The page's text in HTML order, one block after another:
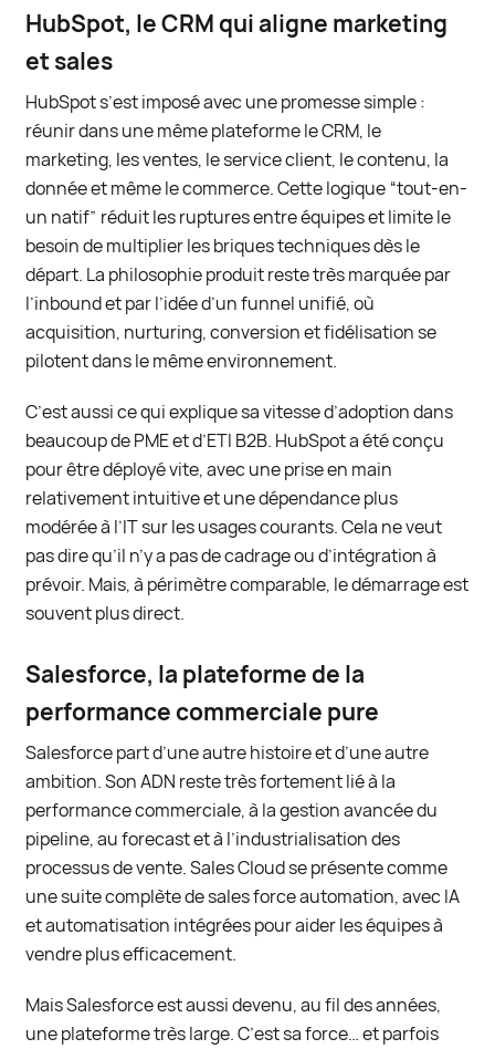
HubSpot, le CRM qui aligne marketing
et sales
HubSpot s’est imposé avec une promesse simple :
réunir dans une même plateforme le CRM, le
marketing, les ventes, le service client, le contenu, la
donnée et même le commerce. Cette logique “tout-en-
un natif” réduit les ruptures entre équipes et limite le
besoin de multiplier les briques techniques dès le
départ. La philosophie produit reste très marquée par
l’inbound et par l’idée d’un funnel unifié, où
acquisition, nurturing, conversion et fidélisation se
pilotent dans le même environnement.
C’est aussi ce qui explique sa vitesse d’adoption dans
beaucoup de PME et d’ETI B2B. HubSpot a été conçu
pour être déployé vite, avec une prise en main
relativement intuitive et une dépendance plus
modérée à l’IT sur les usages courants. Cela ne veut
pas dire qu’il n’y a pas de cadrage ou d’intégration à
prévoir. Mais, à périmètre comparable, le démarrage est
souvent plus direct.
Salesforce, la plateforme de la
performance commerciale pure
Salesforce part d’une autre histoire et d’une autre
ambition. Son ADN reste très fortement lié à la
performance commerciale, à la gestion avancée du
pipeline, au forecast et à l’industrialisation des
processus de vente. Sales Cloud se présente comme
une suite complète de sales force automation, avec IA
et automatisation intégrées pour aider les équipes à
vendre plus efficacement.
Mais Salesforce est aussi devenu, au fil des années,
une plateforme très large. C’est sa force… et parfois